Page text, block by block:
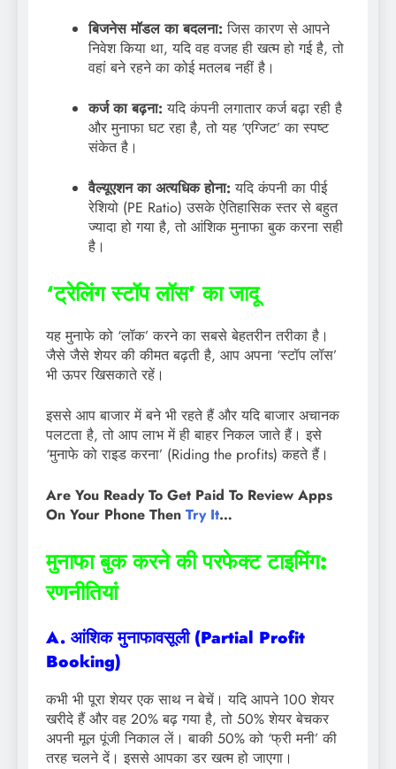
बिजनेस मॉडल का बदलना: जिस कारण से आपने
निवेश किया था, यदि वह वजह ही खत्म हो गई है, तो
वहां बने रहने का कोई मतलब नहीं है।
कर्ज का बढ़ना: यदि कंपनी लगातार कर्ज बढ़ा रही है
और मुनाफा घट रहा है, तो यह ‘एग्जिट’ का स्पष्ट
संकेत है।
वैल्यूएशन का अत्यधिक होना: यदि कंपनी का पीई
रेशियो (PE Ratio) उसके ऐतिहासिक स्तर से बहुत
ज्यादा हो गया है, तो आंशिक मुनाफा बुक करना सही
है।
‘ट्रेलिंग स्टॉप लॉस’ का जादू
यह मुनाफे को ‘लॉक’ करने का सबसे बेहतरीन तरीका है।
जैसे जैसे शेयर की कीमत बढ़ती है, आप अपना ‘स्टॉप लॉस’
भी ऊपर खिसकाते रहें।
इससे आप बाजार में बने भी रहते हैं और यदि बाजार अचानक
पलटता है, तो आप लाभ में ही बाहर निकल जाते हैं। इसे
‘मुनाफे को राइड करना’ (Riding the profits) कहते हैं।
Are You Ready To Get Paid To Review Apps
On Your Phone Then Try It…
मुनाफा बुक करने की परफेक्ट टाइमिंग:
रणनीतियां
A. आंशिक मुनाफावसूली (Partial Profit
Booking)
कभी भी पूरा शेयर एक साथ न बेचें। यदि आपने 100 शेयर
खरीदे हैं और वह 20% बढ़ गया है, तो 50% शेयर बेचकर
अपनी मूल पूंजी निकाल लें। बाकी 50% को ‘फ्री मनी’ की
तरह चलने दें। इससे आपका डर खत्म हो जाएगा।